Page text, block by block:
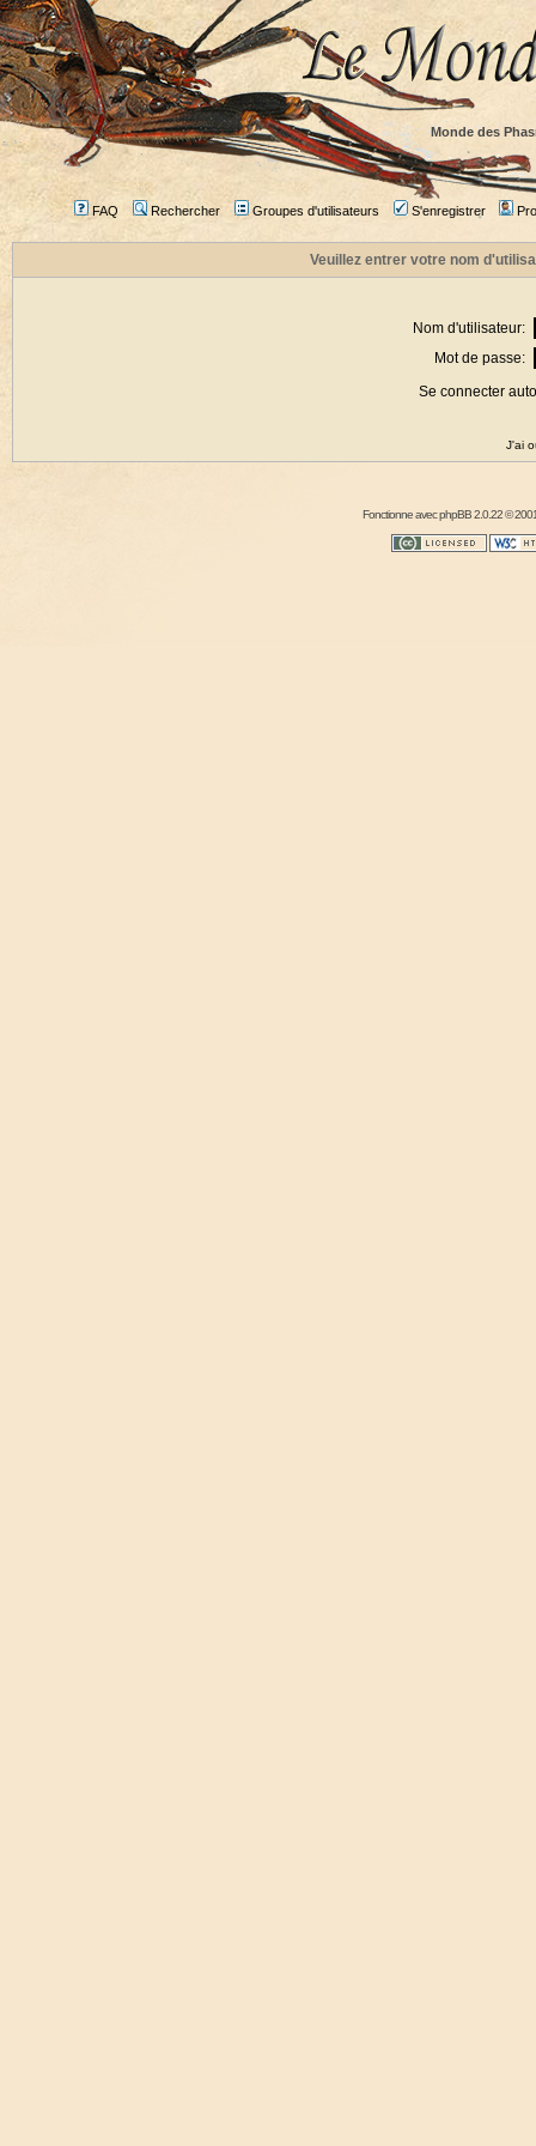
Monde des
FAQ Rechercher Groupes d'utilisateurs S'enregistrer
Veuillez entrer votre nom
Nom d'utilisateur:
Mot de passe:
Se connecter
J'ai
Fonctionne avecphpBB2.0.22 ©